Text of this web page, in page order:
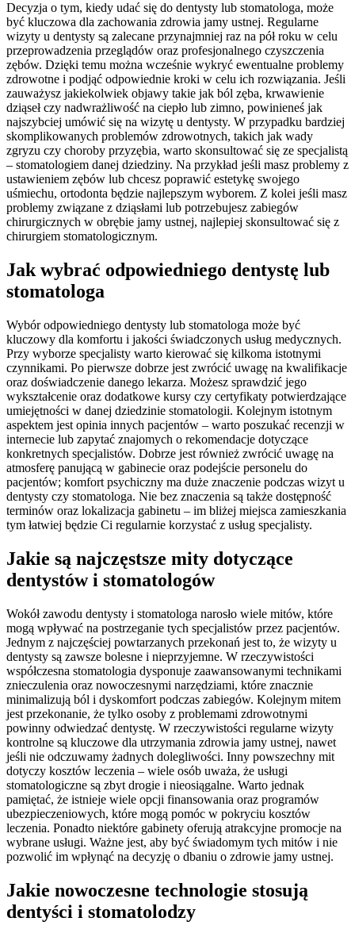
Decyzja o tym, kiedy udać się do dentysty lub stomatologa, może
być kluczowa dla zachowania zdrowia jamy ustnej. Regularne
wizyty u dentysty są zalecane przynajmniej raz na pół roku w celu
przeprowadzenia przeglądów oraz profesjonalnego czyszczenia
zębów. Dzięki temu można wcześnie wykryć ewentualne problemy
zdrowotne i podjąć odpowiednie kroki w celu ich rozwiązania. Jeśli
zauważysz jakiekolwiek objawy takie jak ból zęba, krwawienie
dziąseł czy nadwrażliwość na ciepło lub zimno, powinieneś jak
najszybciej umówić się na wizytę u dentysty. W przypadku bardziej
skomplikowanych problemów zdrowotnych, takich jak wady
zgryzu czy choroby przyzębia, warto skonsultować się ze specjalistą
– stomatologiem danej dziedziny. Na przykład jeśli masz problemy z
ustawieniem zębów lub chcesz poprawić estetykę swojego
uśmiechu, ortodonta będzie najlepszym wyborem. Z kolei jeśli masz
problemy związane z dziąsłami lub potrzebujesz zabiegów
chirurgicznych w obrębie jamy ustnej, najlepiej skonsultować się z
chirurgiem stomatologicznym.
Jak wybrać odpowiedniego dentystę lub
stomatologa
Wybór odpowiedniego dentysty lub stomatologa może być
kluczowy dla komfortu i jakości świadczonych usług medycznych.
Przy wyborze specjalisty warto kierować się kilkoma istotnymi
czynnikami. Po pierwsze dobrze jest zwrócić uwagę na kwalifikacje
oraz doświadczenie danego lekarza. Możesz sprawdzić jego
wykształcenie oraz dodatkowe kursy czy certyfikaty potwierdzające
umiejętności w danej dziedzinie stomatologii. Kolejnym istotnym
aspektem jest opinia innych pacjentów – warto poszukać recenzji w
internecie lub zapytać znajomych o rekomendacje dotyczące
konkretnych specjalistów. Dobrze jest również zwrócić uwagę na
atmosferę panującą w gabinecie oraz podejście personelu do
pacjentów; komfort psychiczny ma duże znaczenie podczas wizyt u
dentysty czy stomatologa. Nie bez znaczenia są także dostępność
terminów oraz lokalizacja gabinetu – im bliżej miejsca zamieszkania
tym łatwiej będzie Ci regularnie korzystać z usług specjalisty.
Jakie są najczęstsze mity dotyczące
dentystów i stomatologów
Wokół zawodu dentysty i stomatologa narosło wiele mitów, które
mogą wpływać na postrzeganie tych specjalistów przez pacjentów.
Jednym z najczęściej powtarzanych przekonań jest to, że wizyty u
dentysty są zawsze bolesne i nieprzyjemne. W rzeczywistości
współczesna stomatologia dysponuje zaawansowanymi technikami
znieczulenia oraz nowoczesnymi narzędziami, które znacznie
minimalizują ból i dyskomfort podczas zabiegów. Kolejnym mitem
jest przekonanie, że tylko osoby z problemami zdrowotnymi
powinny odwiedzać dentystę. W rzeczywistości regularne wizyty
kontrolne są kluczowe dla utrzymania zdrowia jamy ustnej, nawet
jeśli nie odczuwamy żadnych dolegliwości. Inny powszechny mit
dotyczy kosztów leczenia – wiele osób uważa, że usługi
stomatologiczne są zbyt drogie i nieosiągalne. Warto jednak
pamiętać, że istnieje wiele opcji finansowania oraz programów
ubezpieczeniowych, które mogą pomóc w pokryciu kosztów
leczenia. Ponadto niektóre gabinety oferują atrakcyjne promocje na
wybrane usługi. Ważne jest, aby być świadomym tych mitów i nie
pozwolić im wpłynąć na decyzję o dbaniu o zdrowie jamy ustnej.
Jakie nowoczesne technologie stosują
dentyści i stomatolodzy